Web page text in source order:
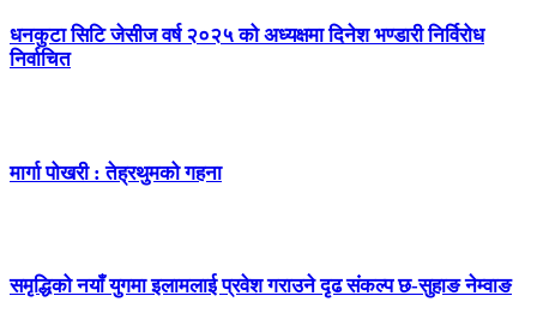
धनकुटा सिटि जेसीज वर्ष २०२५ को अध्यक्षमा दिनेश भण्डारी निर्विरोध
निर्वाचित
मार्गा पोखरी : तेह्रथुमको गहना
समृद्धिको नयाँ युगमा इलामलाई प्रवेश गराउने दृढ संकल्प छ-सुहाङ नेम्वाङ